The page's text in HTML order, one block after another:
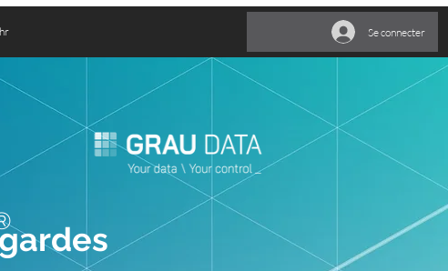
Se connecter